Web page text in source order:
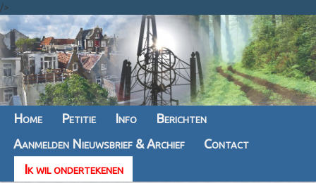
/>
Hoofdmenu
Spring
naar
de
Spring
naar
de
Home Petitie Info
Berichten
Aanmelden Nieuwsbrief & Archief
Contact
Ik wil ondertekenen